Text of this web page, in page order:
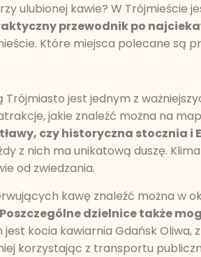
ulubionej kawie? W Trójmieście
przewodnik po
Które miejsca polecane są
Trójmiasto jest jednym z
jakie znaleźć można na
czy historyczna stocznia i
z nich ma unikatową duszę.
od zwiedzania.
kawę znaleźć można w
Poszczególne dzielnice także
kocia kawiarnia Gdańsk Oliwa,
korzystając z transportu